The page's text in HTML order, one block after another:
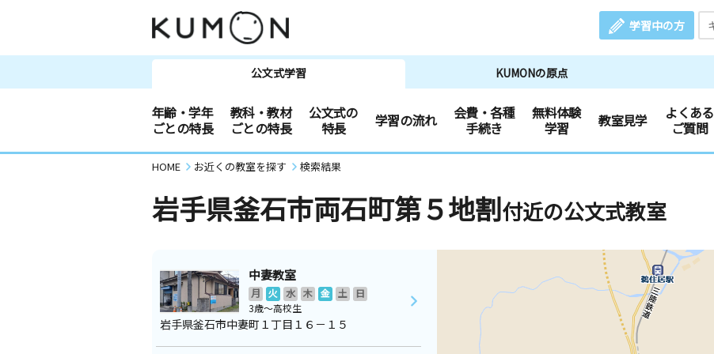
学習中の方
公文式学習 KUMONの原点
年齢・学年
ごとの特長
教科・教材
ごとの特長
公文式の
特長
学習の流れ
会費・各種
手続き
無料体験
学習
教室見学
よくある
ご質問
HOME お近くの教室を探す 検索結果
岩手県釜石市両石町第５地割付近の公文式教室
中妻教室
月 火 水 木 金 土
日
3歳～高校生
岩手県釜石市中妻町１丁目１６－１５